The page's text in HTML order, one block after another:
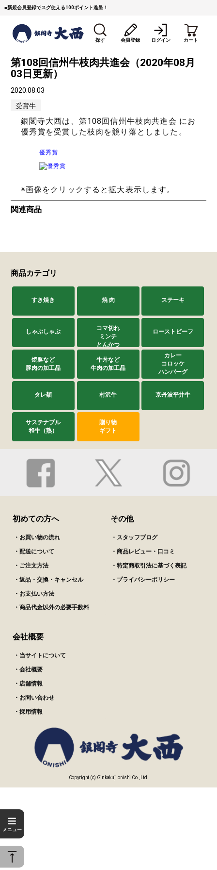
■新規会員登録でスグ使える100ポイント進呈！
メニュー
探す
すき焼き 焼 肉 ステーキ
しゃぶしゃぶ
品）
品）
バーグ
タレ類
会員登録 ログイン カート
第108回信州牛枝肉共進会（2020年08月
03日更新）
2020.08.03
受賞牛
銀閣寺大西は、第108回信州牛枝肉共進会 において
優秀賞を受賞した枝肉を競り落としました。
優秀賞
※画像をクリックすると拡大表示します。
関連商品
商品カテゴリ
すき焼き 焼 肉 ステーキ
しゃぶしゃぶ
コマ切れ
ミンチ
とんかつ
ローストビーフ
焼豚など
豚肉の加工品
牛丼など
牛肉の加工品
カレー
コロッケ
ハンバーグ
タレ類 村沢牛 京丹波平井牛
サステナブル
和牛（熟）
贈り物
ギフト
初めての方へ
・お買い物の流れ
・配送について
・ご注文方法
・返品・交換・キャンセル
・お支払い方法
・商品代金以外の必要手数料
その他
・スタッフブログ
・商品レビュー・口コミ
・特定商取引法に基づく表記
・プライバシーポリシー
会社概要
・当サイトについて
・会社概要
・店舗情報
・お問い合わせ
・採用情報
Copyright (c) Ginkakuji onishi Co., Ltd.